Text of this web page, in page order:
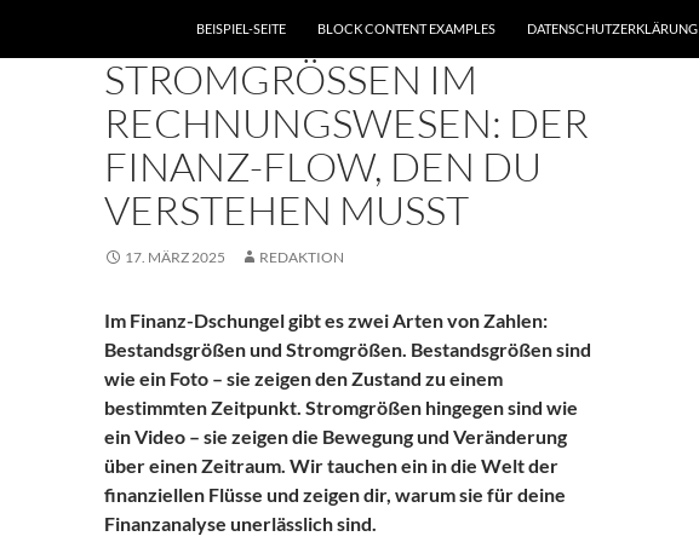
BEISPIEL-SEITE BLOCK CONTENT EXAMPLES DATENSCHUTZERKLÄRUNG
RECHNUNGSWESEN
STROMGRÖSSEN IM R
ECHNUNGSWESEN: DER F
INANZ-FLOW, DEN DU V
ERSTEHEN MUSST
17. MÄRZ 2025 REDAKTION
Im Finanz-Dschungel gibt es zwei Arten von Zahlen:
Bestandsgrößen und Stromgrößen. Bestandsgrößen sind
wie ein Foto – sie zeigen den Zustand zu einem
bestimmten Zeitpunkt. Stromgrößen hingegen sind wie
ein Video – sie zeigen die Bewegung und Veränderung
über einen Zeitraum. Wir tauchen ein in die Welt der
finanziellen Flüsse und zeigen dir, warum sie für deine
Finanzanalyse unerlässlich sind.